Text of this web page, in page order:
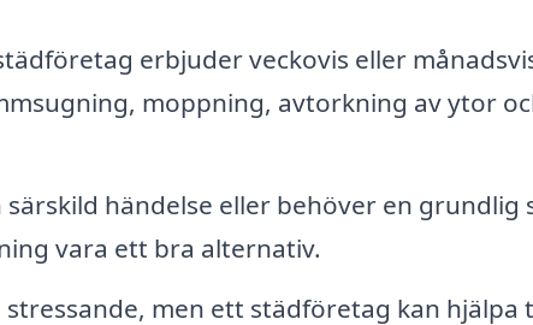
erbjuder veckovis eller
moppning, avtorkning av ytor
särskild händelse eller behöver en grundlig
vara ett bra alternativ.
men ett städföretag kan hjälpa